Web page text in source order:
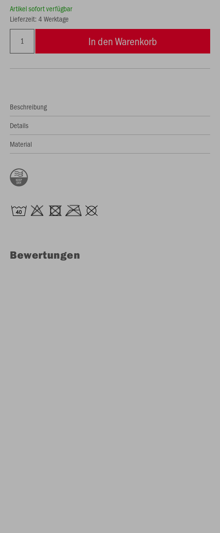
Artikel sofort verfügbar
Lieferzeit: 4 Werktage
In den Warenkorb
Beschreibung
Details
Material
Bewertungen